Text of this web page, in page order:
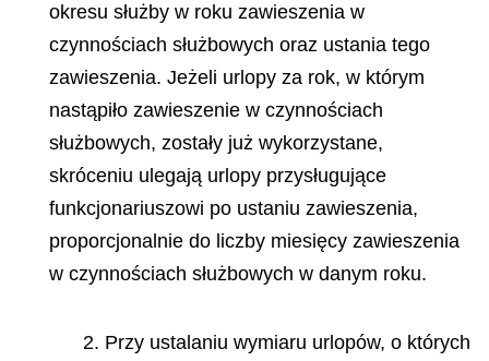
okresu służby w roku zawieszenia w
czynnościach służbowych oraz ustania tego
zawieszenia. Jeżeli urlopy za rok, w którym
nastąpiło zawieszenie w czynnościach
służbowych, zostały już wykorzystane,
skróceniu ulegają urlopy przysługujące
funkcjonariuszowi po ustaniu zawieszenia,
proporcjonalnie do liczby miesięcy zawieszenia
w czynnościach służbowych w danym roku.
2. Przy ustalaniu wymiaru urlopów, o których